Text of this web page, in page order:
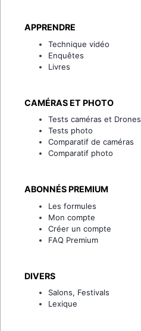
APPRENDRE
Technique vidéo
Enquêtes
Livres
CAMÉRAS ET PHOTO
Tests caméras et Drones
Tests photo
Comparatif de caméras
Comparatif photo
ABONNÉS PREMIUM
Les formules
Mon compte
Créer un compte
FAQ Premium
DIVERS
Salons, Festivals
Lexique